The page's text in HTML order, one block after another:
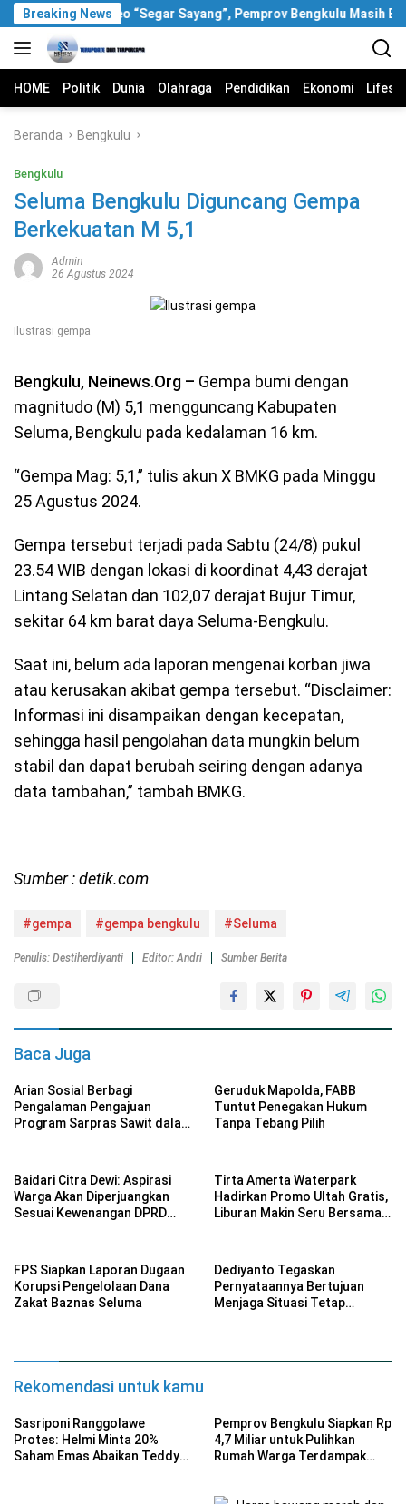
Langsung
ke
konten
Breaking News
Soal Video “Segar Sayang”, Pemprov Bengkulu Masih
HOME Politik Dunia Olahraga Pendidikan Ekonomi
Beranda Bengkulu
Bengkulu
Seluma Bengkulu Diguncang Gempa
Berkekuatan M 5,1
Admin
26 Agustus 2024
Ilustrasi gempa
Bengkulu, Neinews.Org – Gempa bumi dengan
magnitudo (M) 5,1 mengguncang Kabupaten
Seluma, Bengkulu pada kedalaman 16 km.
“Gempa Mag: 5,1,” tulis akun X BMKG pada Minggu
25 Agustus 2024.
Gempa tersebut terjadi pada Sabtu (24/8) pukul
23.54 WIB dengan lokasi di koordinat 4,43 derajat
Lintang Selatan dan 102,07 derajat Bujur Timur,
sekitar 64 km barat daya Seluma-Bengkulu.
Saat ini, belum ada laporan mengenai korban jiwa
atau kerusakan akibat gempa tersebut. “Disclaimer:
Informasi ini disampaikan dengan kecepatan,
sehingga hasil pengolahan data mungkin belum
stabil dan dapat berubah seiring dengan adanya
data tambahan,” tambah BMKG.
Sumber : detik.com
#gempa #gempa bengkulu #Seluma
Penulis: Destiherdiyanti Editor: Andri Sumber Berita
Baca Juga
Arian Sosial Berbagi
Pengalaman Pengajuan
Program Sarpras Sawit dalam
Geruduk Mapolda, FABB
Tuntut Penegakan Hukum
Tanpa Tebang Pilih
Baidari Citra Dewi: Aspirasi
Warga Akan Diperjuangkan
Sesuai Kewenangan DPRD
Tirta Amerta Waterpark
Hadirkan Promo Ultah Gratis,
Liburan Makin Seru Bersama
FPS Siapkan Laporan Dugaan
Korupsi Pengelolaan Dana
Zakat Baznas Seluma
Dediyanto Tegaskan
Pernyataannya Bertujuan
Menjaga Situasi Tetap
Rekomendasi untuk kamu
Sasriponi Ranggolawe
Protes: Helmi Minta 20%
Saham Emas Abaikan Teddy
Pemprov Bengkulu Siapkan Rp
4,7 Miliar untuk Pulihkan
Rumah Warga Terdampak